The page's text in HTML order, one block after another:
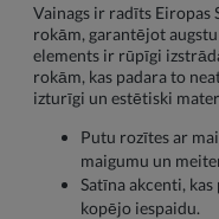
Vainags ir radīts Eiropas
rokām, garantējot
elements ir rūpīgi
rokām, kas padara to
izturīgi un estētiski
Putu rozītes ar
maigumu un
Satīna akcenti,
kopējo iespaidu.